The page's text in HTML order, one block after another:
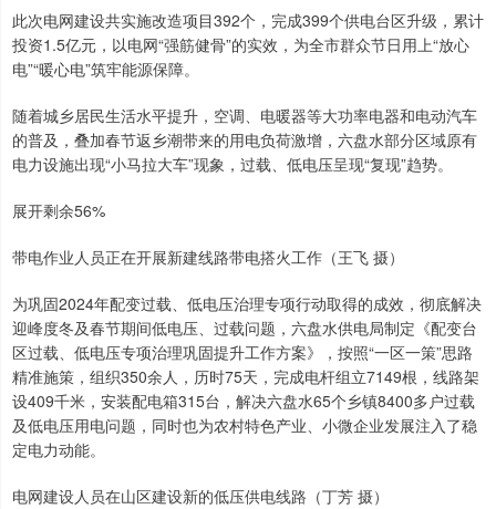
此次电网建设共实施改造项目392个，完成399个供电台区升级，累计
投资1.5亿元，以电网“强筋健骨”的实效，为全市群众节日用上“放心
电”“暖心电”筑牢能源保障。
随着城乡居民生活水平提升，空调、电暖器等大功率电器和电动汽车
的普及，叠加春节返乡潮带来的用电负荷激增，六盘水部分区域原有
电力设施出现“小马拉大车”现象，过载、低电压呈现“复现”趋势。
展开剩余56%
带电作业人员正在开展新建线路带电搭火工作（王飞 摄）
为巩固2024年配变过载、低电压治理专项行动取得的成效，彻底解决
迎峰度冬及春节期间低电压、过载问题，六盘水供电局制定《配变台
区过载、低电压专项治理巩固提升工作方案》，按照“一区一策”思路
精准施策，组织350余人，历时75天，完成电杆组立7149根，线路架
设409千米，安装配电箱315台，解决六盘水65个乡镇8400多户过载
及低电压用电问题，同时也为农村特色产业、小微企业发展注入了稳
定电力动能。
电网建设人员在山区建设新的低压供电线路（丁芳 摄）